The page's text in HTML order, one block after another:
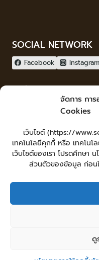
จัดการ กา
Cookies
เว็บไซต์ (https://
เทคโนโลยีคุกกี้ หรือ เทคโน
เว็บไซต์ของเรา โปรดศึกษา
ส่วนตัวของข้อมูล ก่อน
ดู
SOCIAL NETWORK
Facebook Instagram
LopburiWebdesign.com
Login
เข้าสู่ระบบ
หน้าหลัก ยื่นคำร้องทั่วไป
ศู